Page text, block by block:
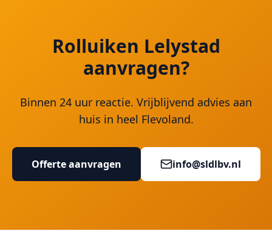
Rolluiken Lelystad
aanvragen?
Binnen 24 uur reactie. Vrijblijvend advies aan
huis in heel Flevoland.
Offerte aanvragen info@sldlbv.nl